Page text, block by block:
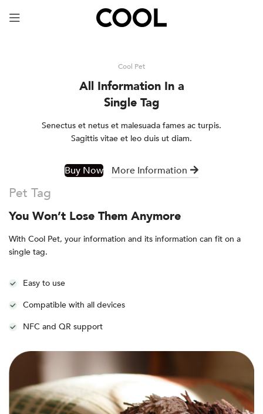
Cool Pet
All Information In a
Single Tag
Senectus et netus et malesuada fames ac turpis.
Sagittis vitae et leo duis ut diam.
Buy Now More Information
Pet Tag
You Won’t Lose Them Anymore
With Cool Pet, your information and its information can fit on a
single tag.
Easy to use
Compatible with all devices
NFC and QR support